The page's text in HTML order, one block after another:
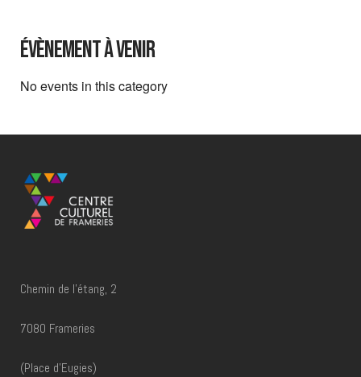
Évènement à venir
No events in this category
Chemin de l'étang, 2
7080 Frameries
(Place d'Eugies)